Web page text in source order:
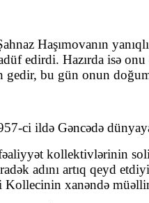
Haşımovanın
edirdi. Hazırda isə
gedir, bu gün onun
ci ildə Gəncədə
kollektivlərinin
adını artıq qeyd
Kollecinin xanəndə